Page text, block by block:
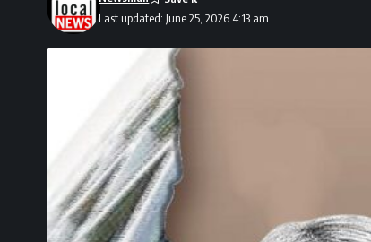
Last updated: June 25, 2026 4:13 am